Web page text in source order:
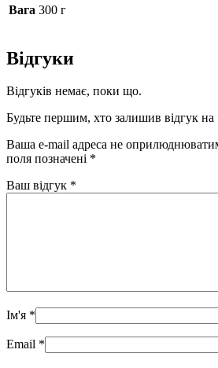
Вага 300 г
Відгуки
Відгуків немає, поки що.
Будьте першим, хто залишив відгук на
Ваша e-mail адреса не
поля позначені *
Ваш відгук *
Ім'я *
Email *